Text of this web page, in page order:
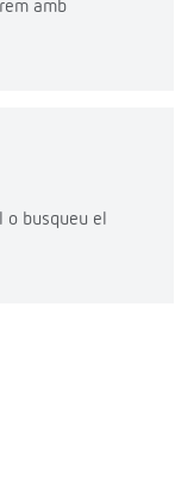
amb
busqueu el